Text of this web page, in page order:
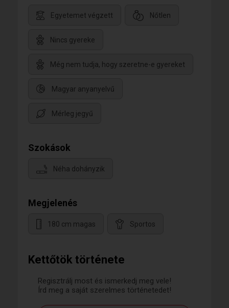
Kettőtök története
Regisztrálj most és ismerkedj meg vele!
Írd meg a saját szerelmes történetedet!
Egyetemet végzett Nőtlen
Nincs gyereke
Még nem tudja, hogy szeretne-e gyereket
Magyar anyanyelvű
Mérleg jegyű
Szokások
Néha dohányzik
Megjelenés
180 cm magas Sportos